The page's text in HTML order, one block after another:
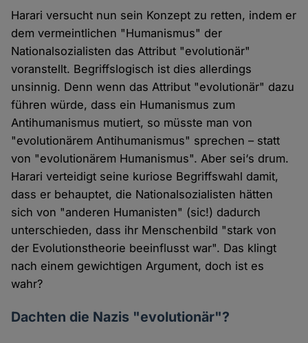
Harari versucht nun sein Konzept zu retten, indem er
dem vermeintlichen "Humanismus" der
Nationalsozialisten das Attribut "evolutionär"
voranstellt. Begriffslogisch ist dies allerdings
unsinnig. Denn wenn das Attribut "evolutionär" dazu
führen würde, dass ein Humanismus zum
Antihumanismus mutiert, so müsste man von
"evolutionärem Antihumanismus" sprechen – statt
von "evolutionärem Humanismus". Aber sei‘s drum.
Harari verteidigt seine kuriose Begriffswahl damit,
dass er behauptet, die Nationalsozialisten hätten
sich von "anderen Humanisten" (sic!) dadurch
unterschieden, dass ihr Menschenbild "stark von
der Evolutionstheorie beeinflusst war". Das klingt
nach einem gewichtigen Argument, doch ist es
wahr?
Dachten die Nazis "evolutionär"?